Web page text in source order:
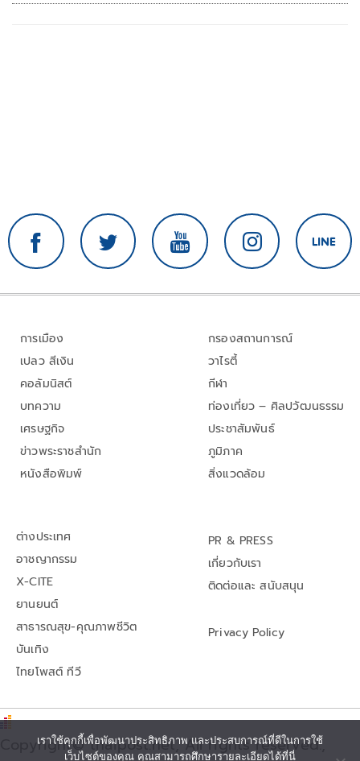
การเมือง
เปลว สีเงิน
คอลัมนิสต์
บทความ
เศรษฐกิจ
ข่าวพระราชสำนัก
หนังสือพิมพ์
กรองสถานการณ์
วาไรตี้
กีฬา
ท่องเที่ยว – ศิลปวัฒนธรรม
ประชาสัมพันธ์
ภูมิภาค
สิ่งแวดล้อม
ต่างประเทศ
อาชญากรรม
X-CITE
ยานยนต์
สาธารณสุข-คุณภาพชีวิต
บันเทิง
ไทยโพสต์ ทีวี
PR & PRESS
เกี่ยวกับเรา
ติดต่อและ สนับสนุน
Privacy Policy
Copyright© thaipost.net, All rights reserved.,
เราใช้คุกกี้เพื่อพัฒนาประสิทธิภาพ และประสบการณ์ที่ดีในการใช้
เว็บไซต์ของคุณ คุณสามารถศึกษารายละเอียดได้ที่นี่